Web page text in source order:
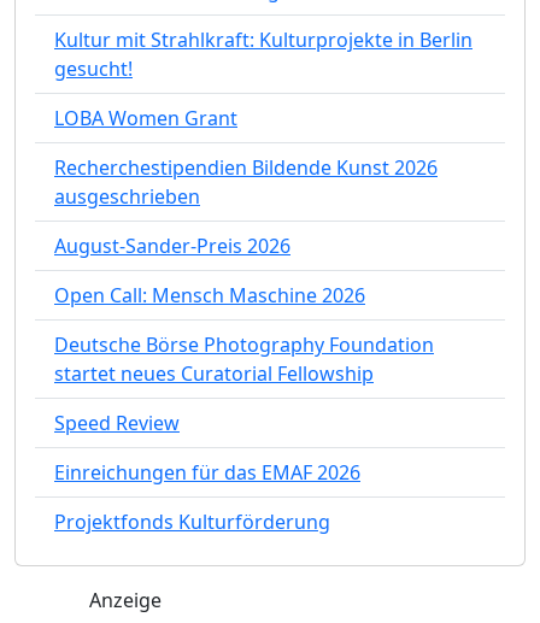
Kultur mit Strahlkraft: Kulturprojekte in Berlin
gesucht!
LOBA Women Grant
Recherchestipendien Bildende Kunst 2026
ausgeschrieben
August-Sander-Preis 2026
Open Call: Mensch Maschine 2026
Deutsche Börse Photography Foundation
startet neues Curatorial Fellowship
Speed Review
Einreichungen für das EMAF 2026
Projektfonds Kulturförderung
Anzeige